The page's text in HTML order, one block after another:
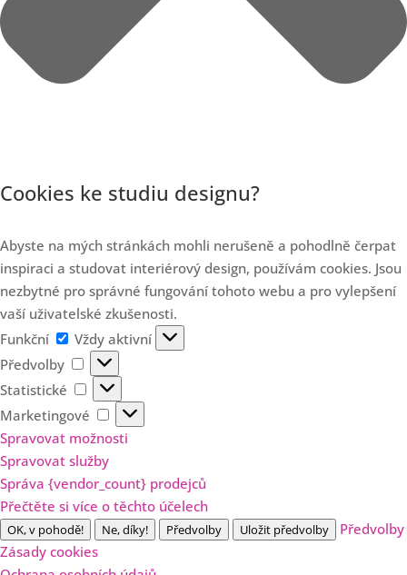
Cookies ke studiu designu?
Abyste na mých stránkách mohli nerušeně a pohodlně čerpat
inspiraci a studovat interiérový design, používám cookies. Jsou
nezbytné pro správné fungování tohoto webu a pro vylepšení
vaší uživatelské zkušenosti.
Funkční
Funkční
Vždy aktivní
Předvolby
Předvolby
Statistické
Statistické
Marketingové
Marketingové
Spravovat možnosti
Spravovat služby
Správa {vendor_count} prodejců
Přečtěte si více o těchto účelech
OK, v pohodě! Ne, díky! Předvolby Uložit předvolby
Předvolby
Zásady cookies